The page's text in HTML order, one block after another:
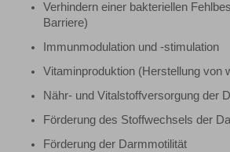
Verhindern einer bakteriellen
Barriere)
Immunmodulation und -stimulation
Vitaminproduktion (Herstellung von
Nähr- und Vitalstoffversorgung der
Förderung des Stoffwechsels der
Förderung der Darmmotilität